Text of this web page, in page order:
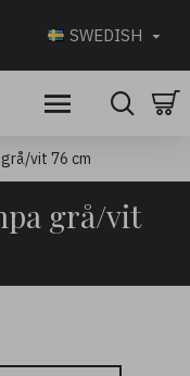
SWEDISH
vit 76 cm
grå/vit